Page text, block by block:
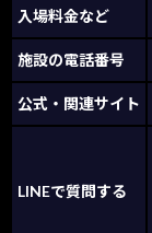
入場料金など
施設の電話番号
公式・関連サイト
LINEで質問する